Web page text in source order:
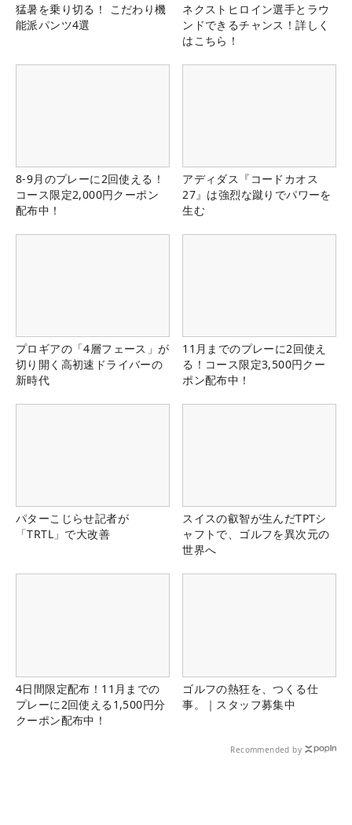
猛暑を乗り切る！ こだわり機
能派パンツ4選
ネクストヒロイン選手とラウ
ンドできるチャンス！詳しく
はこちら！
8-9月のプレーに2回使える！
コース限定2,000円クーポン
配布中！
アディダス『コードカオス
27』は強烈な蹴りでパワーを
生む
プロギアの「4層フェース」が
切り開く高初速ドライバーの
新時代
11月までのプレーに2回使え
る！コース限定3,500円クー
ポン配布中！
パターこじらせ記者が
「TRTL」で大改善
スイスの叡智が生んだTPTシ
ャフトで、ゴルフを異次元の
世界へ
4日間限定配布！11月までの
プレーに2回使える1,500円分
クーポン配布中！
ゴルフの熱狂を、つくる仕
事。｜スタッフ募集中
Recommended by